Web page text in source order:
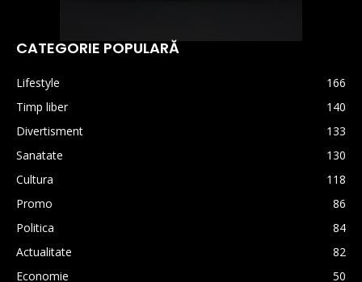
CATEGORIE POPULARĂ
Lifestyle
166
Timp liber
140
Divertisment
133
Sanatate
130
Cultura
118
Promo
86
Politica
84
Actualitate
82
Economie
50